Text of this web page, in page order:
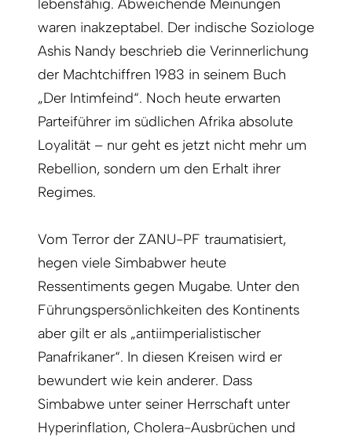
lebensfähig. Abweichende Meinungen
waren inakzeptabel. Der indische Soziologe
Ashis Nandy beschrieb die Verinnerlichung
der Machtchiffren 1983 in seinem Buch
„Der Intimfeind“. Noch heute erwarten
Parteiführer im südlichen Afrika absolute
Loyalität – nur geht es jetzt nicht mehr um
Rebellion, sondern um den Erhalt ihrer
Regimes.
Vom Terror der ZANU-PF traumatisiert,
hegen viele Simbabwer heute
Ressentiments gegen Mugabe. Unter den
Führungspersönlichkeiten des Kontinents
aber gilt er als „antiimperialistischer
Panafrikaner“. In diesen Kreisen wird er
bewundert wie kein anderer. Dass
Simbabwe unter seiner Herrschaft unter
Hyperinflation, Cholera-Ausbrüchen und